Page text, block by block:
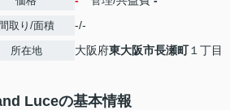
間取り/面積 -/-
所在地 大阪府東大阪市長瀬町１丁目
Luceの基本情報